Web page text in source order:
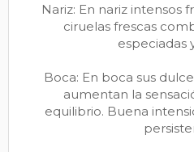
Nariz: En nariz intensos
ciruelas frescas
especiadas
Boca: En boca sus
aumentan la
equilibrio. Buena